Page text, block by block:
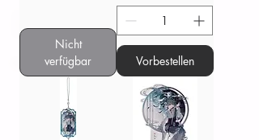
Nicht
verfügbar
Vorbestellen